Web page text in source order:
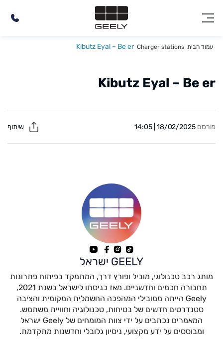
עמוד הבית Charger stations
Kibutz Eyal – Be er
Kibutz Eyal – Be er
פורסם 18/02/2025 | 14:05
GEELY ישראל
מותג רכב טכנולוגי, מוביל ופורץ דרך, המתמקד בפיתוח פתרונות
תחבורה חכמים וחדשניים. מאז כניסתו לישראל בשנת 2021,
Geely הייתה ממובילי המהפכה החשמלית המקומית והציבה
סטנדרטים חדשים של בטיחות, טכנולוגיה וחוויית משתמש.
המאמרים נכתבים על ידי צוות המומחים של Geely ישראל
ומבוססים על ידע מקצועי, ניסיון גלובלי וחדשנות מתקדמת.